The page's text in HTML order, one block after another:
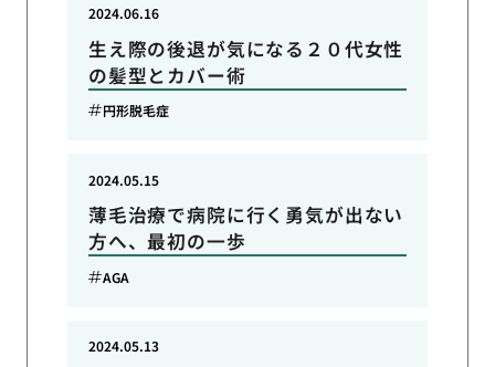
生え際の後退が気になる２０代女性
の髪型とカバー術
2024.06.16
円形脱毛症
薄毛治療で病院に行く勇気が出ない
方へ、最初の一歩
2024.05.15
AGA
2024.05.13